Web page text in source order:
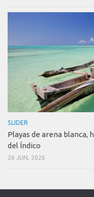
SLIDER
Playas de arena blanca,
del Índico
26 JUN, 2026